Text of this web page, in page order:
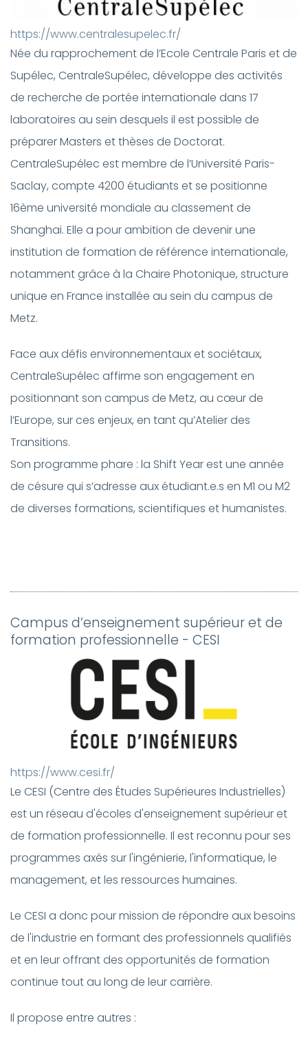
https://www.centralesupelec.fr/
Née du rapprochement de l’Ecole Centrale Paris et de
Supélec, CentraleSupélec, développe des activités
de recherche de portée internationale dans 17
laboratoires au sein desquels il est possible de
préparer Masters et thèses de Doctorat.
CentraleSupélec est membre de l’Université Paris-
Saclay, compte 4200 étudiants et se positionne
16ème université mondiale au classement de
Shanghai. Elle a pour ambition de devenir une
institution de formation de référence internationale,
notamment grâce à la Chaire Photonique, structure
unique en France installée au sein du campus de
Metz.
Face aux défis environnementaux et sociétaux,
CentraleSupélec affirme son engagement en
positionnant son campus de Metz, au cœur de
l’Europe, sur ces enjeux, en tant qu’Atelier des
Transitions.
Son programme phare : la Shift Year est une année
de césure qui s’adresse aux étudiant.e.s en M1 ou M2
de diverses formations, scientifiques et humanistes.
Campus d’enseignement supérieur et de
formation professionnelle - CESI
https://www.cesi.fr/
Le CESI (Centre des Études Supérieures Industrielles)
est un réseau d'écoles d'enseignement supérieur et
de formation professionnelle. Il est reconnu pour ses
programmes axés sur l'ingénierie, l'informatique, le
management, et les ressources humaines.
Le CESI a donc pour mission de répondre aux besoins
de l'industrie en formant des professionnels qualifiés
et en leur offrant des opportunités de formation
continue tout au long de leur carrière.
Il propose entre autres :